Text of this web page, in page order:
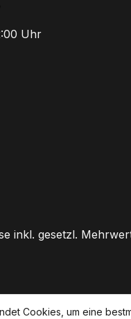
Uhr
inkl. gesetzl.
Cookies, um eine